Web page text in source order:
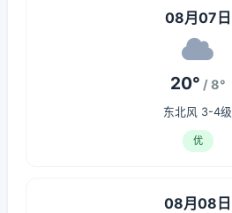
08月07日
20° / 8°
东北风 3-4级
优
08月08日